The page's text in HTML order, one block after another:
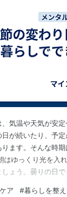
気温や天気が安
が続いたり、予
ます。そんな時
はゆっくり光を入
ょう。曇りの日
ア #暮らしを整